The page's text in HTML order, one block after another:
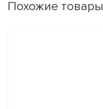
Похожие товары